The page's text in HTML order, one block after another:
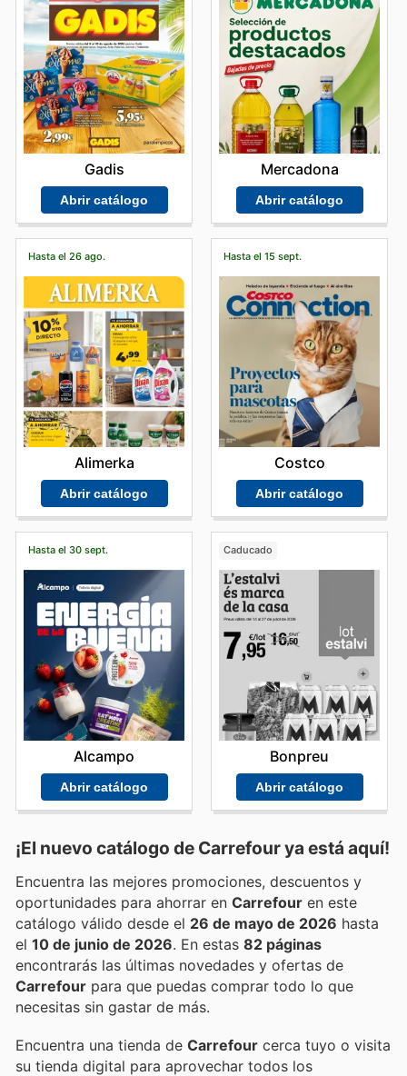
Gadis
Abrir catálogo
Mercadona
Abrir catálogo
Hasta el 26 ago.
Alimerka
Abrir catálogo
Hasta el 15 sept.
Costco
Abrir catálogo
Hasta el 30 sept.
Alcampo
Abrir catálogo
Caducado
Bonpreu
Abrir catálogo
¡El nuevo catálogo de Carrefourya está aquí!
Encuentra las mejores promociones, descuentos y
oportunidades para ahorrar en Carrefour en este
catálogo válido desde el 26 de mayo de 2026 hasta
el 10 de junio de 2026 . En estas 82 páginas
encontrarás las últimas novedades y ofertas de
Carrefour para que puedas comprar todo lo que
necesitas sin gastar de más.
Encuentra una tienda de Carrefour cerca tuyo o visita
su tienda digital para aprovechar todos los